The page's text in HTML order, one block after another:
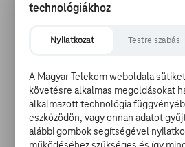
technológiákhoz
Nyilatkozat Testre szabás
A Magyar Telekom weboldala
követésre alkalmas megoldásokat
alkalmazott technológia
eszközödön, vagy onnan adatot
alábbi gombok segítségével